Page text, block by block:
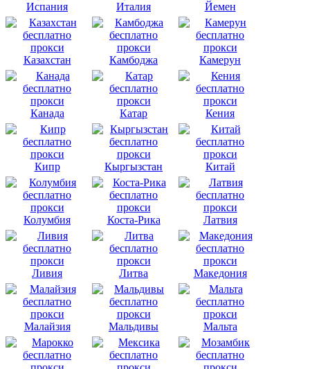
Испания Италия Йемен
Казахстан Камбоджа Камерун
Канада Катар Кения
Кипр Кыргызстан Китай
Колумбия Коста-Рика Латвия
Ливия Литва Македония
Малайзия Мальдивы Мальта